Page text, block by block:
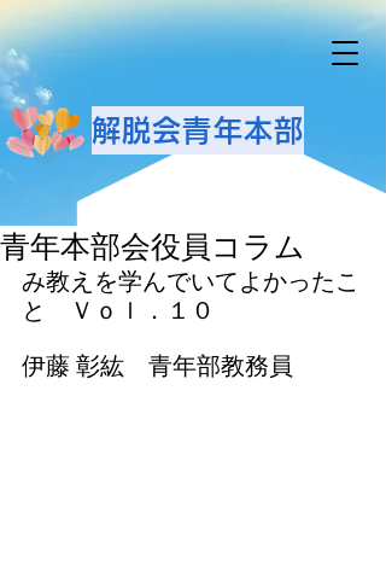
解脱会青年本部
青年本部会役員コラム
み教えを学んでいてよかったこ
と　Ｖｏｌ．１０
伊藤 彰紘　青年部教務員